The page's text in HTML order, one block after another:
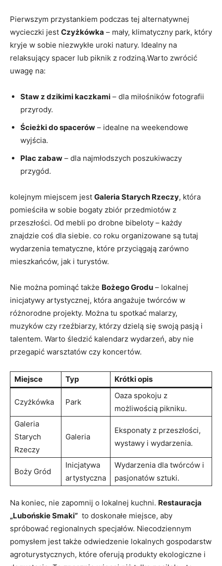
Pierwszym przystankiem ‌podczas tej ​alternatywnej
wycieczki jest Czyżkówka – mały, klimatyczny park, który
kryje w sobie niezwykłe uroki ​natury. Idealny na
relaksujący spacer lub piknik z rodziną.Warto zwrócić
uwagę​ na:
Staw z dzikimi kaczkami – ‌dla ⁤miłośników fotografii⁤
przyrody.
Ścieżki do ⁣spacerów – idealne na weekendowe
wyjścia.
Plac zabaw ⁤– dla ⁤najmłodszych poszukiwaczy
przygód.
kolejnym miejscem​ jest​ Galeria Starych Rzeczy, która
pomieściła w sobie ⁢bogaty zbiór przedmiotów‍ z
przeszłości. Od‌ mebli po drobne bibeloty – każdy
znajdzie coś dla siebie. co roku organizowane są tutaj
wydarzenia tematyczne, które przyciągają zarówno
mieszkańców, jak i turystów.
Nie można pominąć ⁣także Bożego Grodu – lokalnej
inicjatywy artystycznej, która angażuje twórców w⁣
różnorodne projekty. Można tu spotkać malarzy,
muzyków czy rzeźbiarzy, którzy dzielą się swoją ⁢pasją i
talentem. Warto śledzić kalendarz wydarzeń, aby nie
przegapić warsztatów czy​ koncertów.
Miejsce Typ Krótki opis
Czyżkówka Park
Oaza spokoju⁤ z
możliwością pikniku.
Galeria
Starych
Rzeczy
Galeria
Eksponaty z przeszłości,
wystawy i wydarzenia.
Boży Gród
Inicjatywa
artystyczna
Wydarzenia dla twórców i
pasjonatów sztuki.
Na koniec, nie zapomnij o lokalnej kuchni.⁤ Restauracja
„Lubońskie Smaki” ‌ to doskonałe⁢ miejsce, ⁣aby
spróbować⁢ regionalnych ​specjałów. Niecodziennym
pomysłem⁢ jest także odwiedzenie lokalnych gospodarstw
agroturystycznych, które oferują produkty ekologiczne i